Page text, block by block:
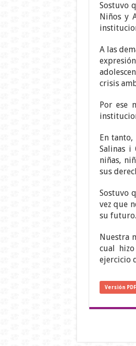
Sostuvo
Niños y
A las
crisis
Por ese
En
Salinas i
niñas,
sus
Sostuvo
vez que
su futuro.
Nuestra
cual
ejercicio
Versión PDF